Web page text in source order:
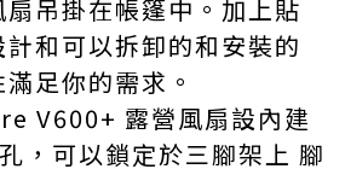
吊掛在帳篷中。加上貼
和可以拆卸的和安裝的
足你的需求。
V600+ 露營風扇設內建
，可以鎖定於三腳架上 腳